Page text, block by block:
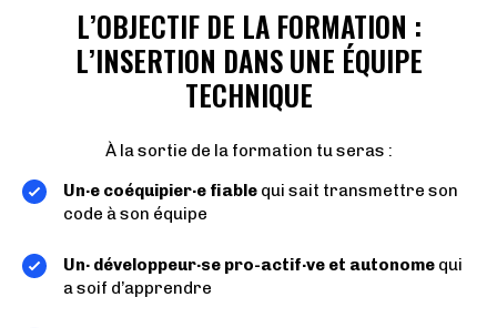
L’OBJECTIF DE LA FORMATION :
L’INSERTION DANS UNE ÉQUIPE
TECHNIQUE
À la sortie de la formation tu seras :
Un·e coéquipier·e fiable qui sait transmettre son
code à son équipe
Un· développeur·se pro-actif·ve et autonome qui
a soif d’apprendre